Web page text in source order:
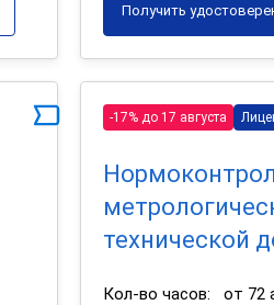
Получить
-17% до 17 августа
технической
Кол-во часов:
от 72